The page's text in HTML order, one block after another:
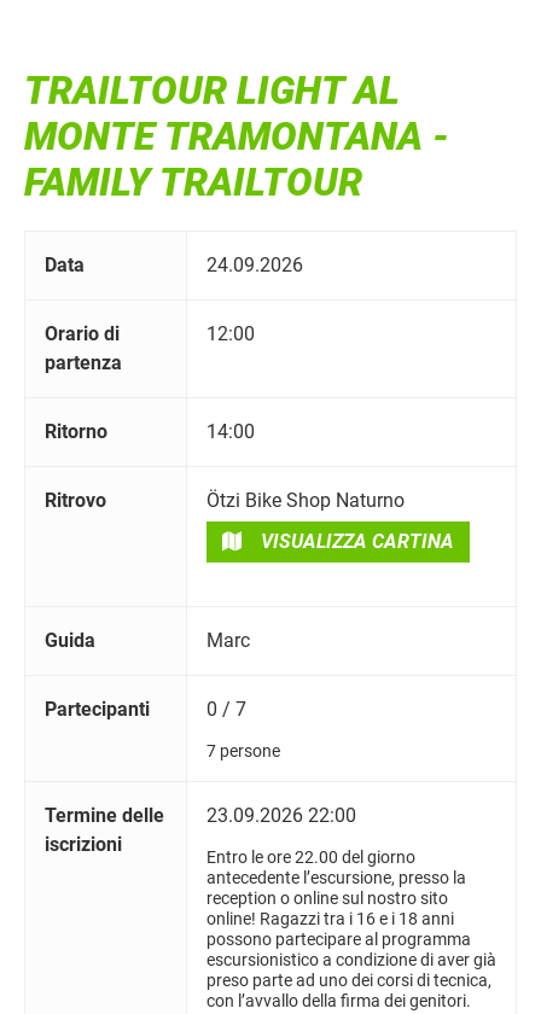
TRAILTOUR LIGHT AL
MONTE TRAMONTANA -
FAMILY TRAILTOUR
Data 24.09.2026
Orario di
partenza
12:00
Ritorno 14:00
Ritrovo
Ötzi Bike Shop Naturno
VISUALIZZA CARTINA
Guida Marc
Partecipanti 0 / 7
7 persone
Termine delle
iscrizioni
23.09.2026 22:00
Entro le ore 22.00 del giorno
antecedente l’escursione, presso la
reception o online sul nostro sito
online! Ragazzi tra i 16 e i 18 anni
possono partecipare al programma
escursionistico a condizione di aver già
preso parte ad uno dei corsi di tecnica,
con l’avvallo della firma dei genitori.